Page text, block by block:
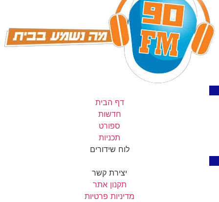
דף הבית
חדשות
ספורט
תכניות
לוח שידורים
יצירת קשר
תקנון אתר
מדיניות פרטיות